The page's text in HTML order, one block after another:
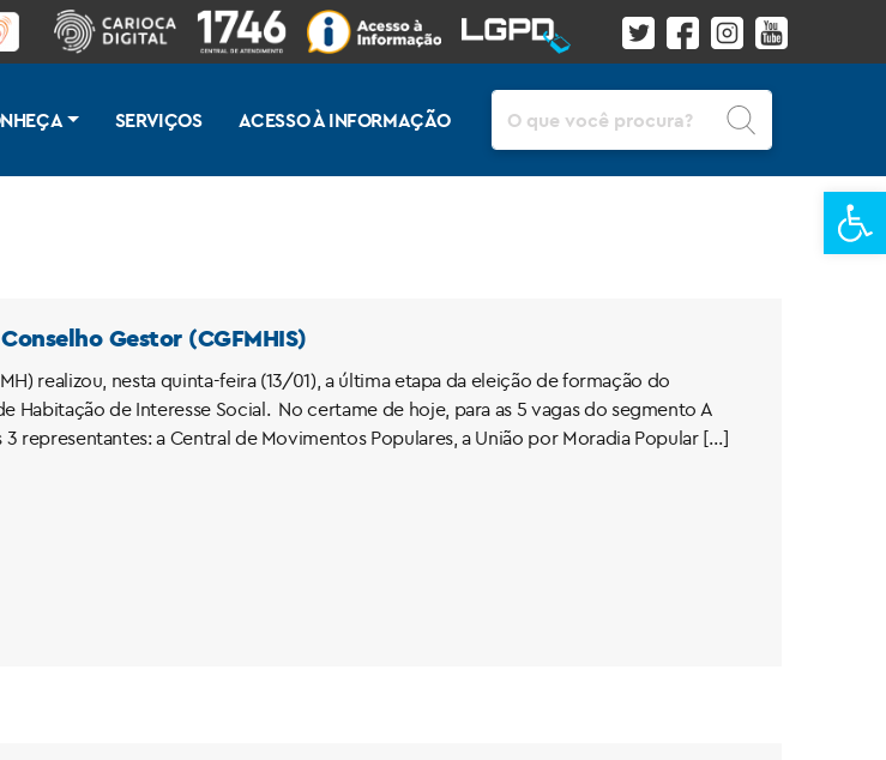
SERVIÇOS ACESSO À INFORMAÇÃO
Gestor (CGFMHIS)
realizou, nesta quinta-feira (13/01), a última etapa da eleição de formação do
Habitação de Interesse Social. No certame de hoje, para as 5 vagas do segmento A
representantes: a Central de Movimentos Populares, a União por Moradia Popular […]